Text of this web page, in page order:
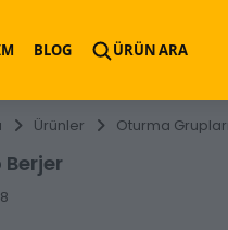
BLOG ÜRÜN ARA
Ürünler Oturma Grupları
Berjer